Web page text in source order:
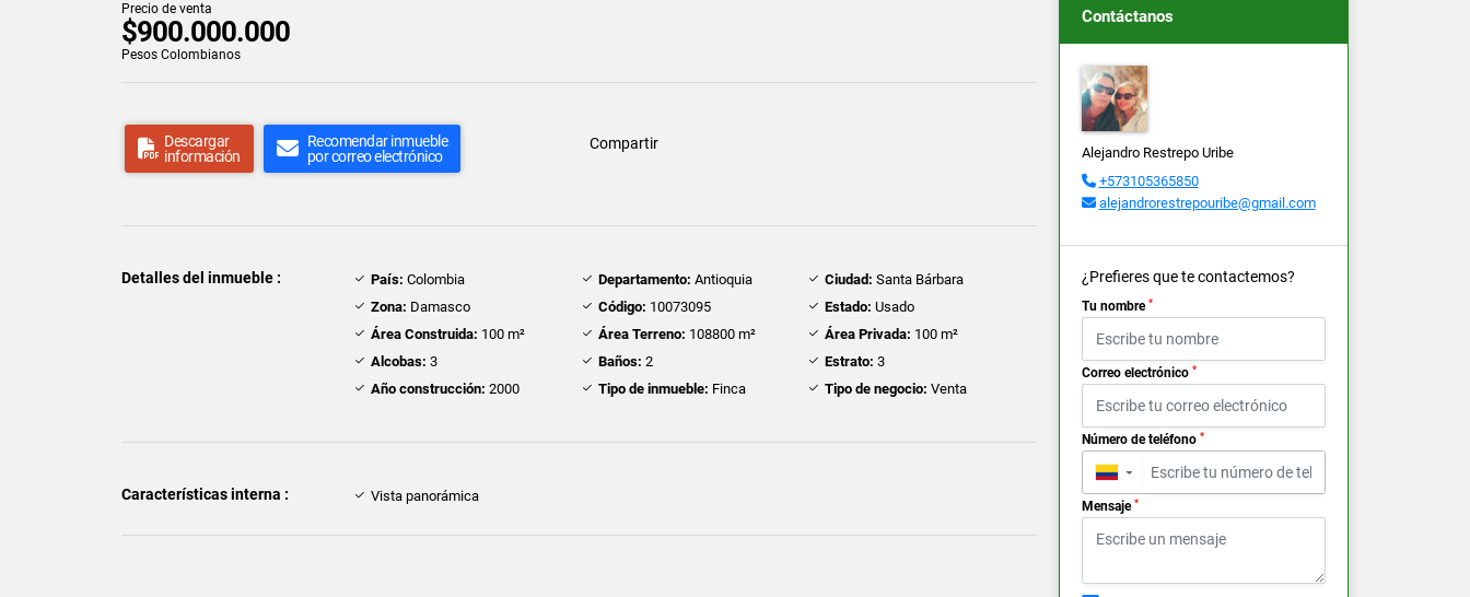
Precio de venta
$900.000.000
Pesos Colombianos
Descargar
información
Recomendar inmueble
por correo electrónico
Compartir
Detalles del inmueble : País: Colombia Departamento: Antioquia Ciudad: Santa Bárbara
Zona: Damasco Código: 10073095 Estado: Usado
Área Construida: 100 m² Área Terreno: 108800 m² Área Privada: 100 m²
Alcobas: 3 Baños: 2 Estrato: 3
Año construcción: 2000 Tipo de inmueble: Finca Tipo de negocio: Venta
Características interna : Vista panorámica
Contáctanos
Alejandro Restrepo Uribe
+573105365850
alejandrorestrepouribe@gmail.com
¿Prefieres que te contactemos?
Tu nombre *
Correo electrónico *
Número de teléfono *
▼
Mensaje *